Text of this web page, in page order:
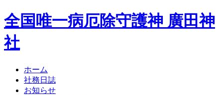
全国唯一病厄除守護神 廣田神
社
ホーム
社務日誌
お知らせ